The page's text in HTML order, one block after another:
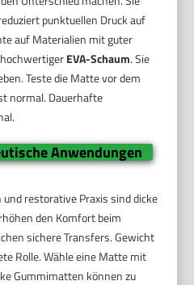
punktuellen Druck auf
auf Materialien mit guter
EVA-Schaum. Sie
Teste die Matte vor dem
normal. Dauerhafte
Anwendungen
restorative Praxis sind dicke
den Komfort beim
sichere Transfers. Gewicht
Rolle. Wähle eine Matte mit
Gummimatten können zu